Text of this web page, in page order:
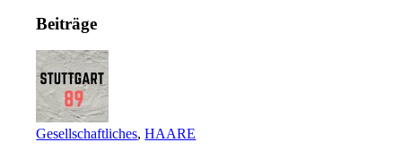
Beiträge
Gesellschaftliches,HAARE